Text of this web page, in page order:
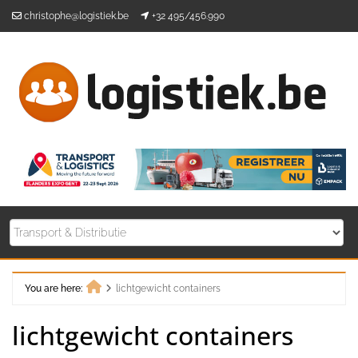
christophe@logistiek.be +32 495/456.990
You are here:
lichtgewicht containers
lichtgewicht containers